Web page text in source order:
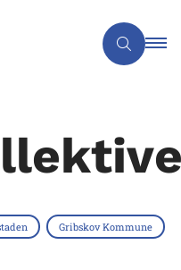
Gribskov Kommune